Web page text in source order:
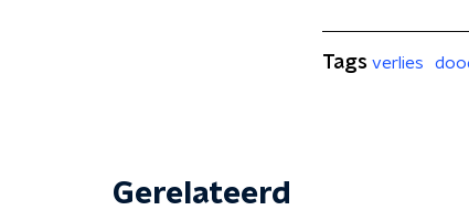
Tags verlies
Gerelateerd